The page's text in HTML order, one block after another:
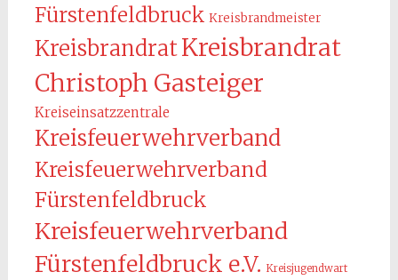
Fürstenfeldbruck Kreisbrandmeister
KreisbrandratKreisbrandrat
Christoph Gasteiger
Kreiseinsatzzentrale
Kreisfeuerwehrverband
Kreisfeuerwehrverband
Fürstenfeldbruck
Kreisfeuerwehrverband
Fürstenfeldbruck e.V. Kreisjugendwart